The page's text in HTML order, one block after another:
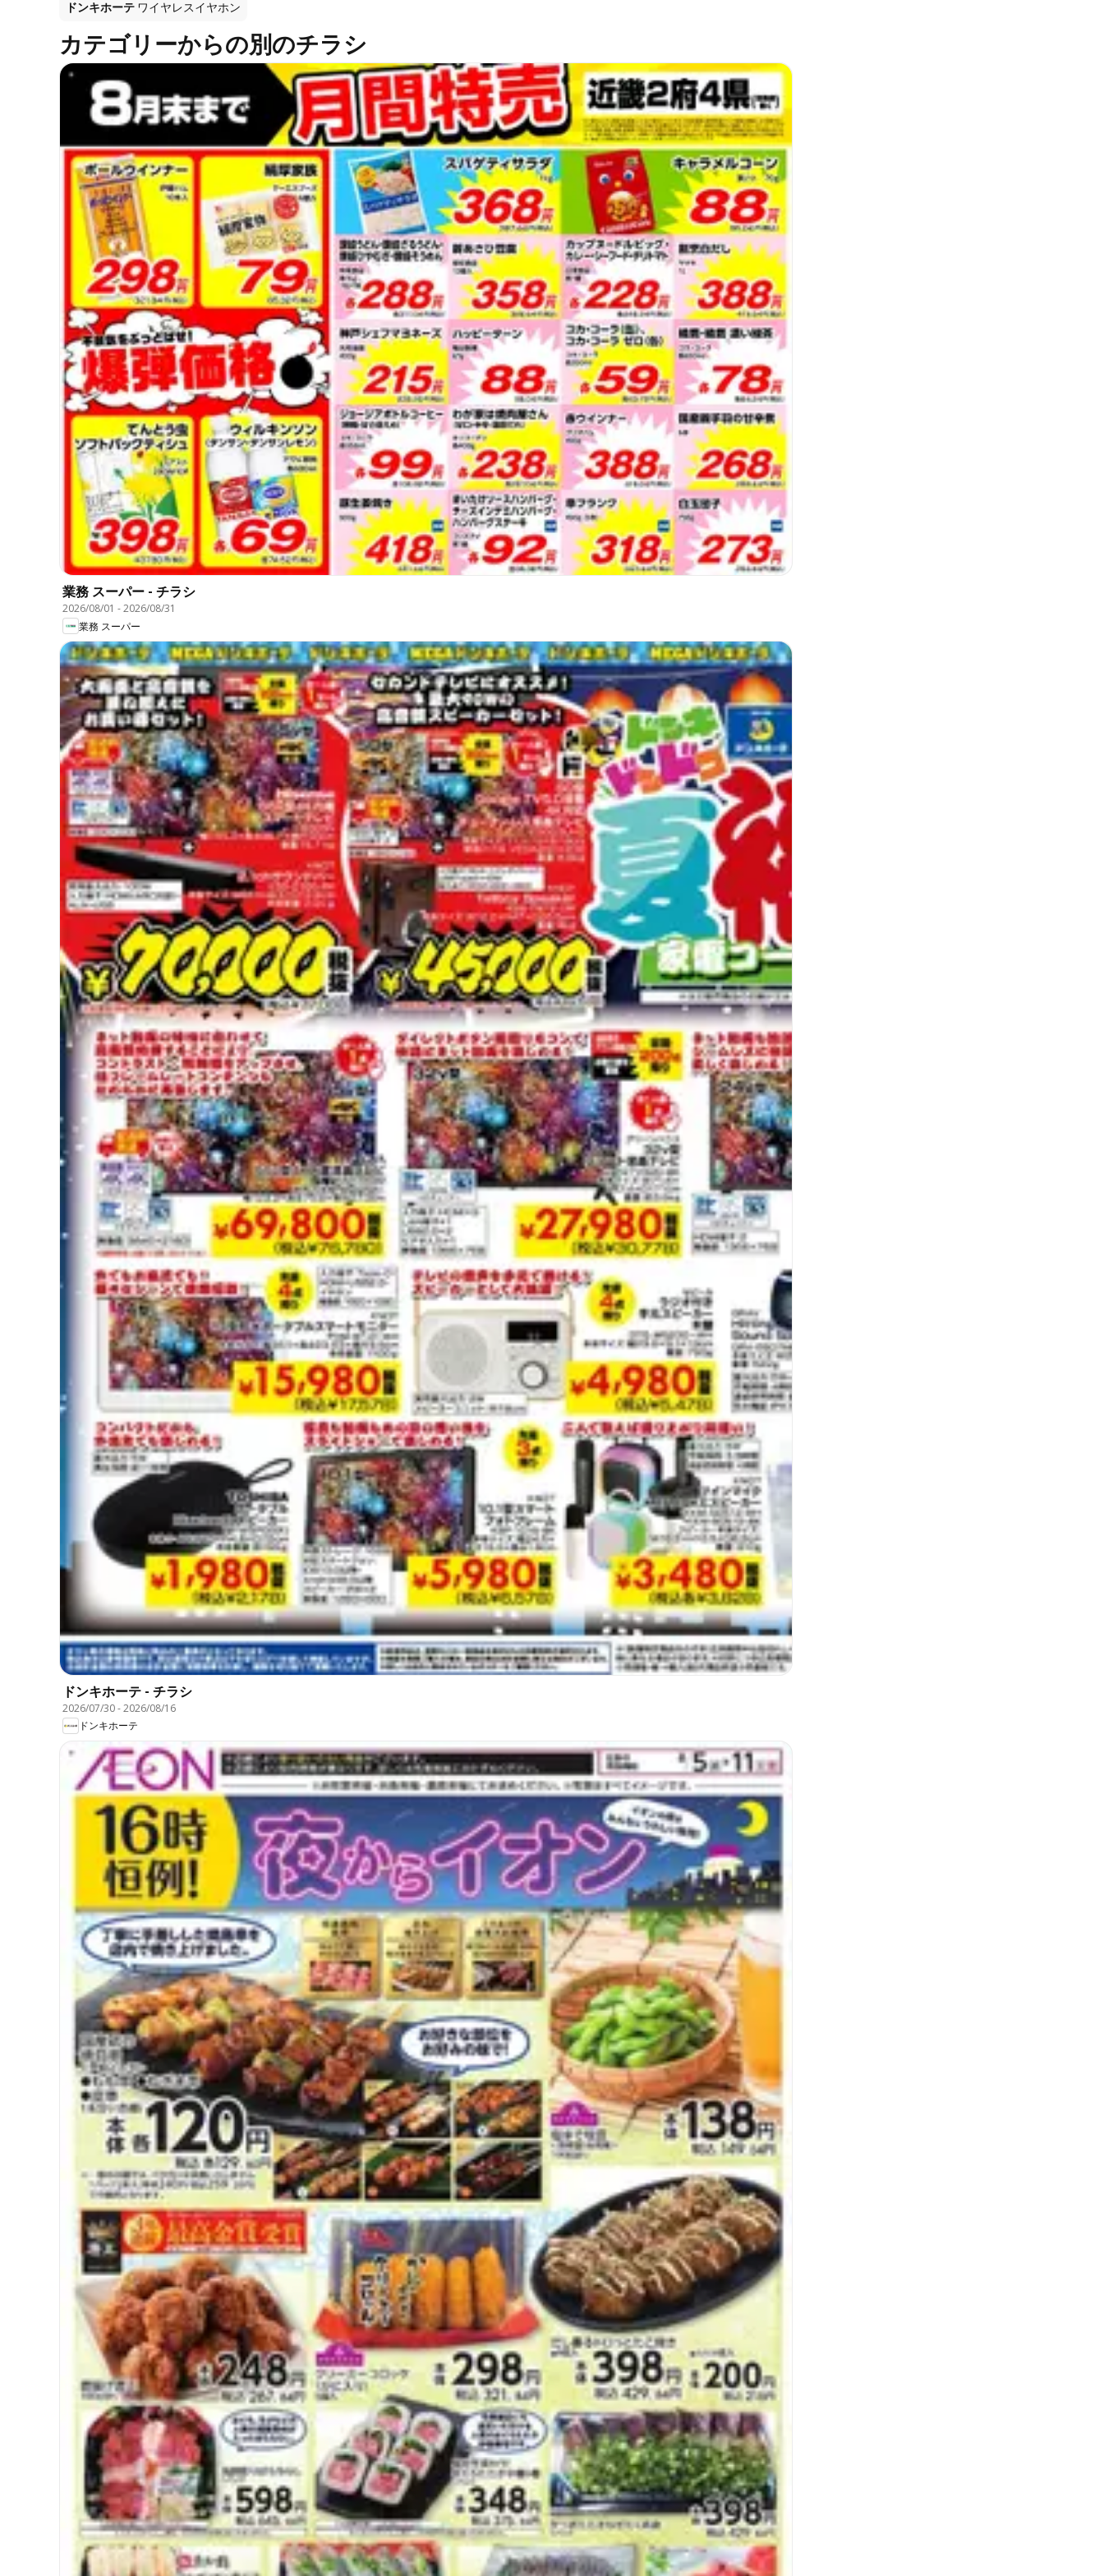
ドンキホーテ ワイヤレスイヤホン
カテゴリーからの別のチラシ
業務 スーパー - チラシ
2026/08/01 -2026/08/31
業務 スーパー
ドンキホーテ - チラシ
2026/07/30-2026/08/16
ドンキホーテ